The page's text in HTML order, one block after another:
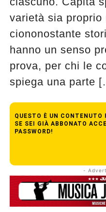
varietà sia proprio
ciononostante
hanno un senso
prova, per chi le
spiega una parte
QUESTO È UN CONTENUTO
SE SEI GIÀ ABBONATO
PASSWORD!
-